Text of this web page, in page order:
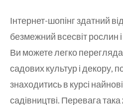
Інтернет-шопінг здатний
безмежний всесвіт рослин
Ви можете легко
садових культур і декору,
знаходитись в курсі
садівництві. Перевага така